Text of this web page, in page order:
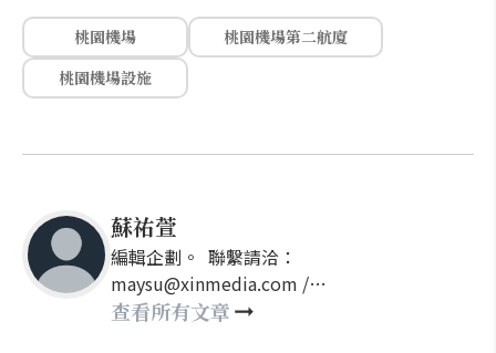
桃園機場
桃園機場第二航廈
桃園機場設施
蘇祐萱
編輯企劃。 聯繫請洽：
maysu@xinmedia.com /
may860527@gmail.com
查看所有文章